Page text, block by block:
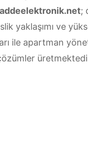
;
yaklaşımı ve
ile apartman